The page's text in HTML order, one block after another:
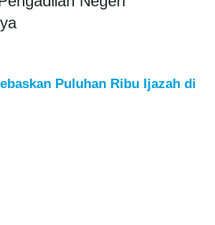
Puluhan Ribu Ijazah di